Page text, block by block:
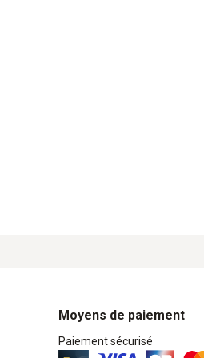
Moyens de paiement
Paiement sécurisé